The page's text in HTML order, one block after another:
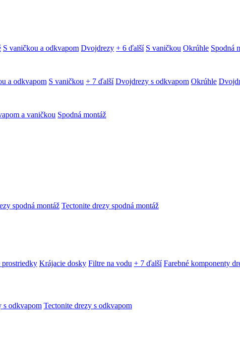
S vaničkou a odkvapom Dvojdrezy + 6 ďalší S vaničkou Okrúhle Spodná
a odkvapom S vaničkou + 7 ďalší Dvojdrezy s odkvapom Okrúhle
a vaničkou Spodná montáž
spodná montáž Tectonite drezy spodná montáž
prostriedky Krájacie dosky Filtre na vodu + 7 ďalší Farebné komponenty
s odkvapom Tectonite drezy s odkvapom